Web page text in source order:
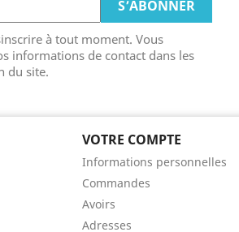
à tout moment. Vous
informations de contact dans les
du site.
VOTRE COMPTE
Informations personnelles
Commandes
Avoirs
Adresses